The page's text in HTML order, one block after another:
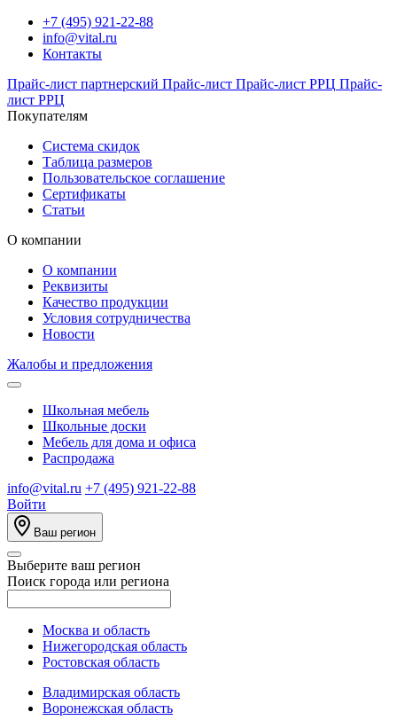
+7 (495) 921-22-88
info@vital.ru
Контакты
Прайс-лист партнерский Прайс-лист Прайс-лист РРЦ Прайс-
лист РРЦ
Покупателям
Система скидок
Таблица размеров
Пользовательское соглашение
Сертификаты
Статьи
О компании
О компании
Реквизиты
Качество продукции
Условия сотрудничества
Новости
Жалобы и предложения
Школьная мебель
Школьные доски
Мебель для дома и офиса
Распродажа
info@vital.ru +7 (495) 921-22-88
Войти
Ваш регион
Выберите ваш регион
Поиск города или региона
Москва и область
Нижегородская область
Ростовская область
Владимирская область
Воронежская область